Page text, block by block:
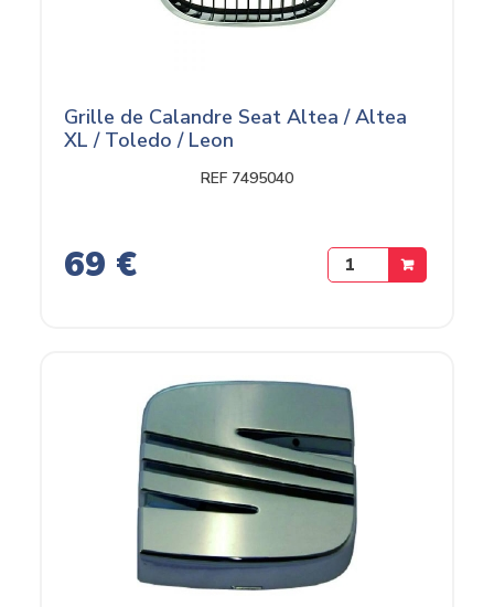
Grille de Calandre Seat Altea / Altea
XL / Toledo / Leon
REF 7495040
69 €